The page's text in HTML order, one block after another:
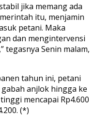
jika memang ada
itu, menjamin
petani. Maka
dan mengintervensi
tegasnya Senin malam,
tahun ini, petani
anjlok hingga ke
mencapai Rp4.600
(*)